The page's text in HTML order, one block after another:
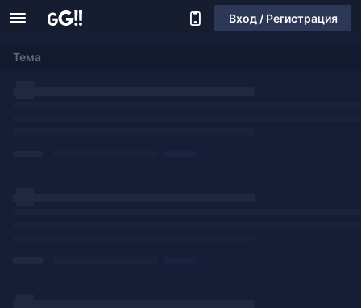
Вход / Регистрация
Тема